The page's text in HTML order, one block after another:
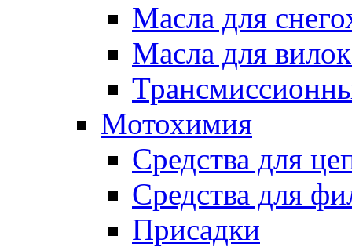
Масла для
Масла для
Мотохимия
Средства для
Средства для
Присадки